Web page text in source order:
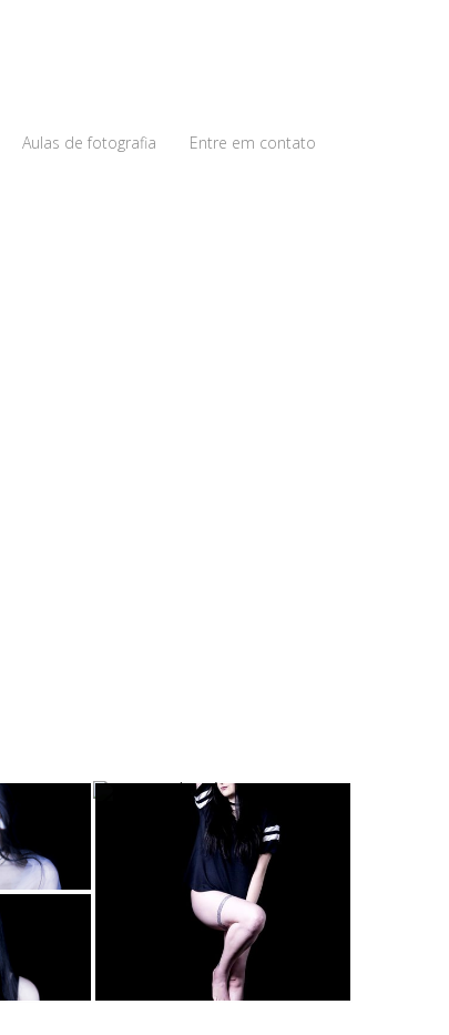
Aulas de fotografia Entre em contato